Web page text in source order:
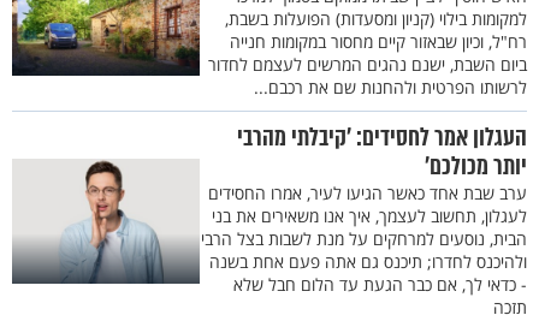
למקומות בילוי (קניון ומסעדות) הפועלות בשבת,
רח"ל, וכיון שבאזור קיים מחסור במקומות חנייה
ביום השבת, ישנם נהגים המרשים לעצמם לחדור
לרשותו הפרטית ולהחנות שם את רכבם...
העגלון אמר לחסידים: ’קיבלתי מהרבי
יותר מכולכם’
ערב שבת אחד כאשר הגיעו לעיר, אמרו החסידים
לעגלון, תחשוב לעצמך, איך אנו משאירים את בני
הבית, נוסעים למרחקים על מנת לשבות בצל הרבי
ולהיכנס לחדרו; תיכנס גם אתה פעם אחת בשנה
- כדאי לך, אם כבר הגעת עד הלום חבל שלא
תזכה